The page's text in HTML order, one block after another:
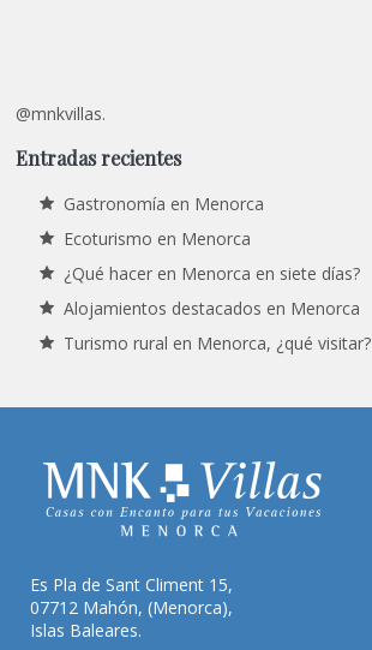
@mnkvillas.
Entradas recientes
Gastronomía en Menorca
Ecoturismo en Menorca
¿Qué hacer en Menorca en siete días?
Alojamientos destacados en Menorca
Turismo rural en Menorca, ¿qué visitar?
Es Pla de Sant Climent 15,
07712 Mahón, (Menorca),
Islas Baleares.